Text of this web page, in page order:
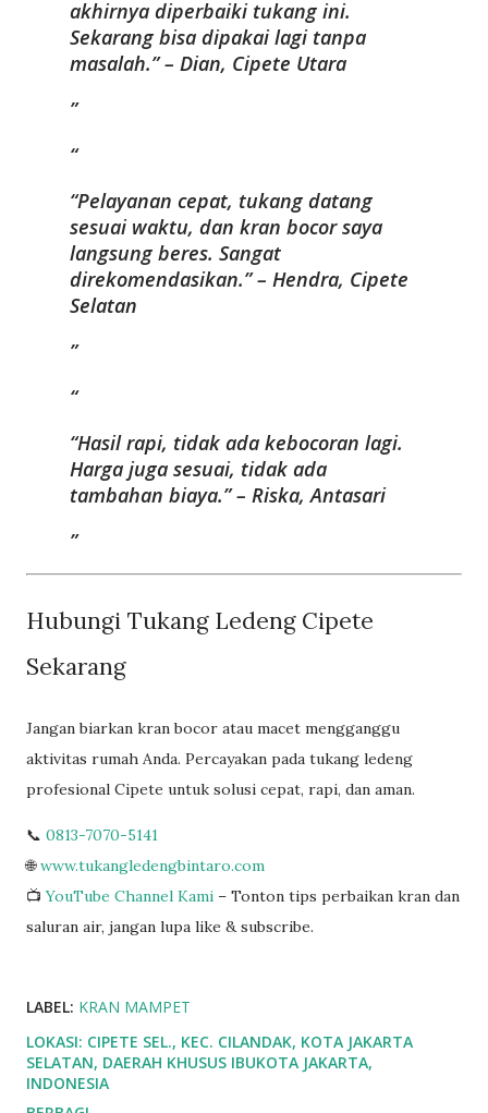
akhirnya diperbaiki tukang ini.
Sekarang bisa dipakai lagi tanpa
masalah.” – Dian, Cipete Utara
“Pelayanan cepat, tukang datang
sesuai waktu, dan kran bocor saya
langsung beres. Sangat
direkomendasikan.” – Hendra, Cipete
Selatan
“Hasil rapi, tidak ada kebocoran lagi.
Harga juga sesuai, tidak ada
tambahan biaya.” – Riska, Antasari
Hubungi Tukang Ledeng Cipete
Sekarang
Jangan biarkan kran bocor atau macet mengganggu
aktivitas rumah Anda. Percayakan pada tukang ledeng
profesional Cipete untuk solusi cepat, rapi, dan aman.
📞 0813-7070-5141
🌐www.tukangledengbintaro.com
📺YouTube Channel Kami – Tonton tips perbaikan kran dan
saluran air, jangan lupa like & subscribe.
LABEL: KRAN MAMPET
LOKASI: CIPETE SEL., KEC. CILANDAK, KOTA JAKARTA
SELATAN, DAERAH KHUSUS IBUKOTA JAKARTA,
INDONESIA